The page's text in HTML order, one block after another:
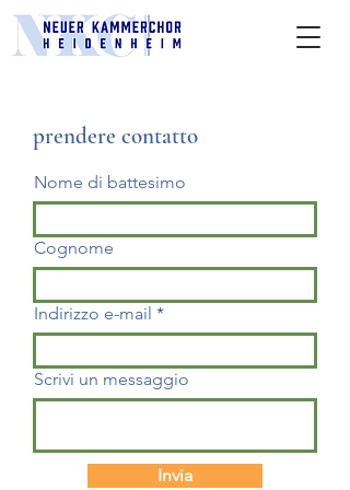
prendere contatto
Nome di battesimo
Cognome
Indirizzo e-mail
Scrivi un messaggio
Invia